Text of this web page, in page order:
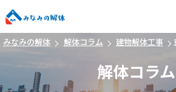
みなみの解体 解体コラム 建物解体工事
解体コラム